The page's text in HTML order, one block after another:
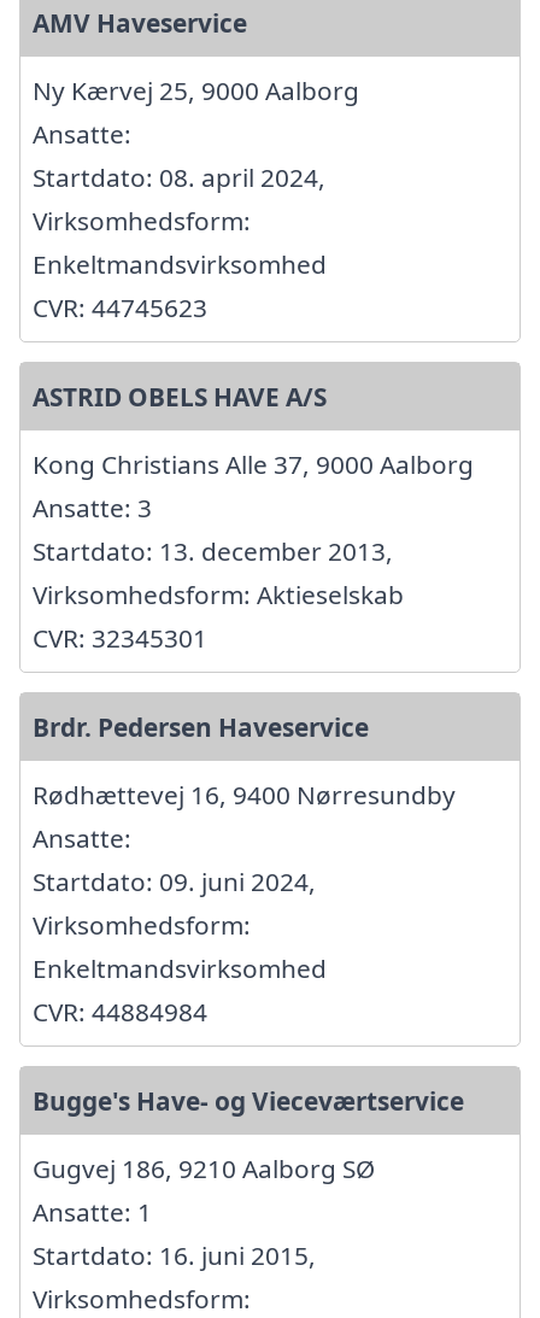
AMV Haveservice
Ny Kærvej 25, 9000 Aalborg
Ansatte:
Startdato: 08. april 2024,
Virksomhedsform:
Enkeltmandsvirksomhed
CVR: 44745623
ASTRID OBELS HAVE A/S
Kong Christians Alle 37, 9000 Aalborg
Ansatte: 3
Startdato: 13. december 2013,
Virksomhedsform: Aktieselskab
CVR: 32345301
Brdr. Pedersen Haveservice
Rødhættevej 16, 9400 Nørresundby
Ansatte:
Startdato: 09. juni 2024,
Virksomhedsform:
Enkeltmandsvirksomhed
CVR: 44884984
Bugge's Have- og Vieceværtservice
Gugvej 186, 9210 Aalborg SØ
Ansatte: 1
Startdato: 16. juni 2015,
Virksomhedsform: